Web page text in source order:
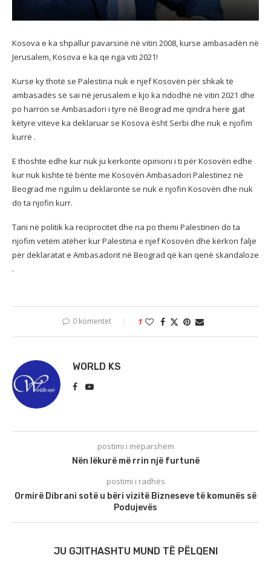
Kosova e ka shpallur pavarsinë në vitin 2008, kurse ambasadën në
Jerusalem, Kosova e ka qe nga viti 2021!
Kurse ky thotë se Palestina nuk e njef Kosovën për shkak të
ambasadës së sai në jerusalem e kjo ka ndodhë në vitin 2021 dhe
po harron se Ambasadori i tyre në Beograd me qindra herë gjat
këtyre viteve ka deklaruar se Kosova ësht Serbi dhe nuk e njofim
kurrë .
E thoshte edhe kur nuk ju kerkonte opinioni i ti për Kosovën edhe
kur nuk kishte të bënte me Kosovën Ambasadori Palestinez në
Beograd me ngulm u deklaronte se nuk e njofin Kosovën dhe nuk
do ta njofin kurr.
Tani në politik ka reciprocitet dhe na po themi Palestinen do ta
njofim vetëm atëher kur Palestina e njef Kosovën dhe kërkon falje
për deklaratat e Ambasadorit në Beograd që kan qenë skandaloze
.
0 komentet 1
WORLD KS
postimi i mëparshëm
Nën lëkurë më rrin një furtunë
postimi i radhës
Ormirë Dibrani sotë u bëri vizitë Bizneseve të komunës së
Podujevës
JU GJITHASHTU MUND TË PËLQENI